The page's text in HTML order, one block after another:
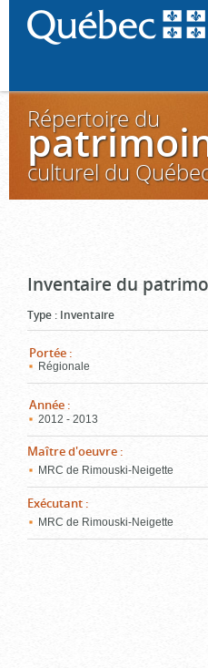
Répertoire du
culturel du
Inventaire du
Type : Inventaire
Portée :
Régionale
Année :
2012 - 2013
Maître d'oeuvre :
MRC de Rimouski-Neigette
Exécutant :
MRC de Rimouski-Neigette